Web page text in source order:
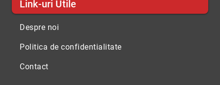
Link-uri Utile
Despre noi
Politica de confidentialitate
Contact